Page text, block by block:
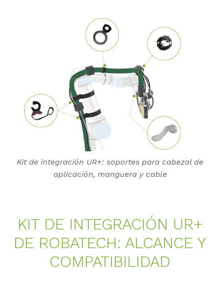
Kit de integración UR+: soportes para cabezal de
aplicación, manguera y cable
KIT DE IN­TE­GRA­CIÓN UR+
DE RO­BA­TECH: AL­CAN­CE Y
COM­PA­TI­BI­LI­DAD